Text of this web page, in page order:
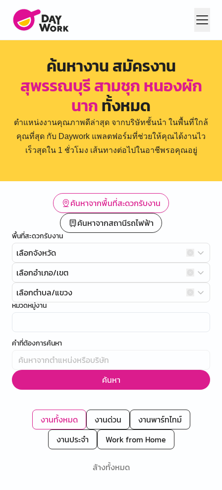
ค้นหางาน สมัครงาน
สุพรรณบุรี สามชุก หนองผัก
นากทั้งหมด
ตำแหน่งงานคุณภาพดีล่าสุด จากบริษัทชั้นนำ ในพื้นที่ใกล้
คุณที่สุด กับ Daywork แพลตฟอร์มที่ช่วยให้คุณได้งานไว
เร็วสุดใน 1 ชั่วโมง เส้นทางต่อไปในอาชีพรอคุณอยู่
ค้นหาจากพื้นที่สะดวกรับงาน
ค้นหาจากสถานีรถไฟฟ้า
พื้นที่สะดวกรับงาน
เลือกจังหวัด
เลือกอำเภอ/เขต
เลือกตำบล/แขวง
หมวดหมู่งาน
คำที่ต้องการค้นหา
ค้นหา
งานทั้งหมด งานด่วน
งานพาร์ทไทม์
งานประจำ
Work from Home
ล้างทั้งหมด